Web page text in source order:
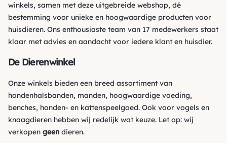
winkels, samen met deze uitgebreide webshop, dé
bestemming voor unieke en hoogwaardige producten voor
huisdieren. Ons enthousiaste team van 17 medewerkers staat
klaar met advies en aandacht voor iedere klant en huisdier.
De Dierenwinkel
Onze winkels bieden een breed assortiment van
hondenhalsbanden, manden, hoogwaardige voeding,
benches, honden- en kattenspeelgoed. Ook voor vogels en
knaagdieren hebben wij redelijk wat keuze. Let op: wij
verkopen geen dieren.